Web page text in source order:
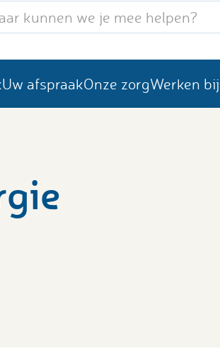
Uw afspraakOnze zorgWerken bij